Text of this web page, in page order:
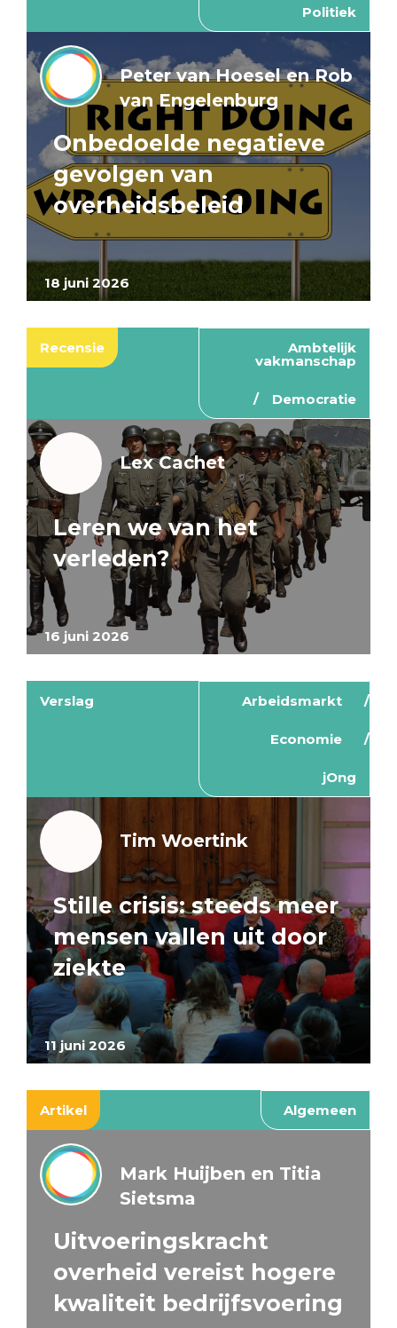
Politiek
18 juni 2026
Peter van Hoesel en Rob
van Engelenburg
Onbedoelde negatieve
gevolgen van
overheidsbeleid
Recensie Ambtelijk
vakmanschap
Democratie
16 juni 2026
Lex Cachet
Leren we van het
verleden?
Verslag Arbeidsmarkt
Economie
jOng
11 juni 2026
Tim Woertink
Stille crisis: steeds meer
mensen vallen uit door
ziekte
Artikel Algemeen
Mark Huijben en Titia
Sietsma
Uitvoeringskracht
overheid vereist hogere
kwaliteit bedrijfsvoering